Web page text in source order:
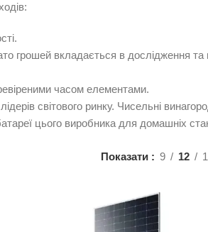
грошей вкладається в дослідження
часом елементами.
світового ринку. Чисельні
цього виробника для домашніх
Показати 9 12